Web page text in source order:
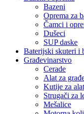
Bazeni
Oprema za
Čamci i
Dušeci
SUP daske
Baterijski skuteri i
Građevinarstvo
Cerade
Alat za
Kutije za alat
Strugači za
Mešalice